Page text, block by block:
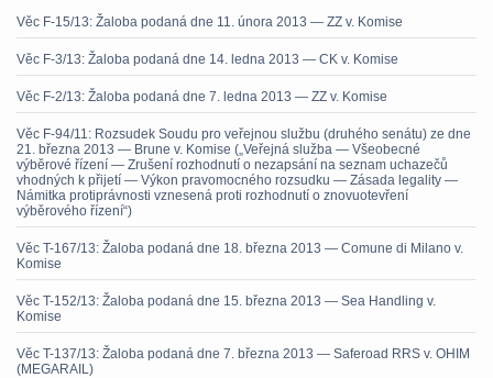
Věc F-15/13: Žaloba podaná dne 11. února 2013 — ZZ v. Komise
Věc F-3/13: Žaloba podaná dne 14. ledna 2013 — CK v. Komise
Věc F-2/13: Žaloba podaná dne 7. ledna 2013 — ZZ v. Komise
Věc F-94/11: Rozsudek Soudu pro veřejnou službu (druhého senátu) ze dne
21. března 2013 — Brune v. Komise („Veřejná služba — Všeobecné
výběrové řízení — Zrušení rozhodnutí o nezapsání na seznam uchazečů
vhodných k přijetí — Výkon pravomocného rozsudku — Zásada legality —
Námitka protiprávnosti vznesená proti rozhodnutí o znovuotevření
výběrového řízení“)
Věc T-167/13: Žaloba podaná dne 18. března 2013 — Comune di Milano v.
Komise
Věc T-152/13: Žaloba podaná dne 15. března 2013 — Sea Handling v.
Komise
Věc T-137/13: Žaloba podaná dne 7. března 2013 — Saferoad RRS v. OHIM
(MEGARAIL)